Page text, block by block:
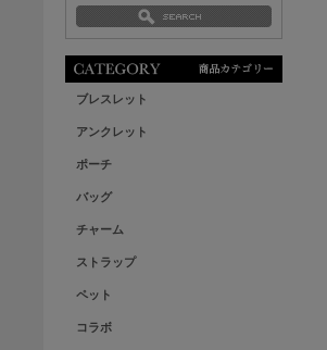
ブレスレット
アンクレット
ポーチ
バッグ
チャーム
ストラップ
ペット
コラボ